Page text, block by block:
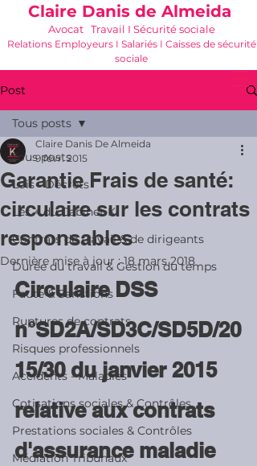
Claire Danis de Almeida
Avocat Travail I Sécurité sociale
Relations Employeurs I Salariés I Caisses de sécurité
sociale
Post
Tous posts
Lois - Décrets
Les + du Cabinet K
Contrats de travail & de dirigeants
Durée du travail & Gestion du temps
Faute & Sanctions
Ruptures de contrats
Risques professionnels
Accidents - Maladies
Cotisations sociales & Contrôles
Prestations sociales & Contrôles
Médiation Tribunaux
Tous posts
Garantie Frais de santé:
circulaire sur les contrats
responsables
Claire Danis De Almeida
9 févr. 2015
Dernière mise à jour :18 mars 2018
Circulaire DSS
n°SD2A/SD3C/SD5D/20
15/30 du janvier 2015
relative aux contrats
d'assurance maladie